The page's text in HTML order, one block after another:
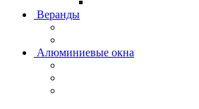
Веранды
Алюминиевые окна